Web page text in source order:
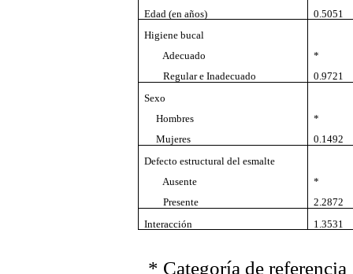
Edad (en años)
0.5051
Higiene bucal
Adecuado
Regular e Inadecuado
*
0.9721
Sexo
Hombres
Mujeres
*
0.1492
Defecto estructural del esmalte
Ausente
Presente
*
2.2872
Interacción 
1.3531
* Categoría de referencia